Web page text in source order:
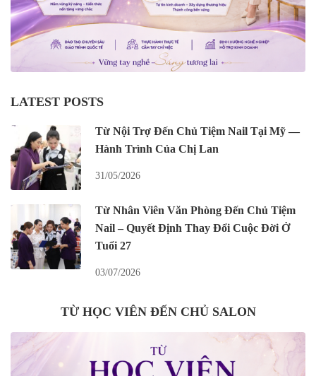
LATEST POSTS
Từ Nội Trợ Đến Chủ Tiệm Nail Tại Mỹ —
Hành Trình Của Chị Lan
31/05/2026
Từ Nhân Viên Văn Phòng Đến Chủ Tiệm
Nail – Quyết Định Thay Đổi Cuộc Đời Ở
Tuổi 27
03/07/2026
TỪ HỌC VIÊN ĐẾN CHỦ SALON